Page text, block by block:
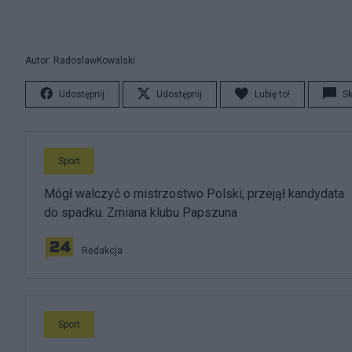
Autor: RadoslawKowalski
Udostępnij Udostępnij Lubię to!
Sport
Mógł walczyć o mistrzostwo Polski, przejął kandydata
do spadku. Zmiana klubu Papszuna
Redakcja
Sport